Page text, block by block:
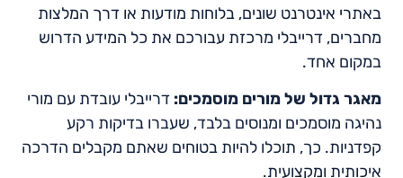
באתרי אינטרנט שונים, בלוחות מודעות או דרך המלצות
מחברים, דרייבלי מרכזת עבורכם את כל המידע הדרוש
במקום אחד.
מאגר גדול של מורים מוסמכים: דרייבלי עובדת עם מורי
נהיגה מוסמכים ומנוסים בלבד, שעברו בדיקות רקע
קפדניות. כך, תוכלו להיות בטוחים שאתם מקבלים הדרכה
איכותית ומקצועית.